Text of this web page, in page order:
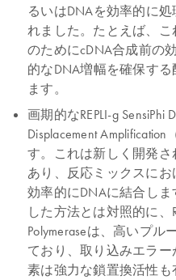
るいはDNAを効率的に
れました。たとえば、
のためにcDNA合成前の
的なDNA増幅を確保す
ます。
画期的なREPLI-g SensiPhi
Displacement
す。これは新しく開発
あり、反応ミックスに
効率的にDNAに結合しま
した方法とは対照的に、
Polymeraseは、高いプ
ており、取り込みエラ
素は強力な鎖置換活性も